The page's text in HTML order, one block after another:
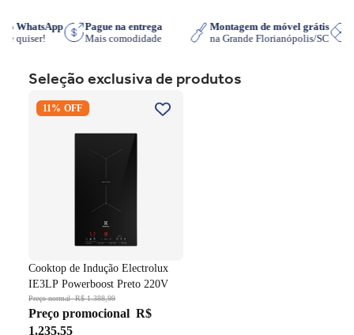
no WhatsApp
que quiser!
Pague na entrega
Mais comodidade
Montagem de móvel grátis
na Grande Florianópolis/SC
Seleção exclusiva de produtos
Cooktop de Indução
Electrolux IE3LP Powerboost
11% OFF
Cooktop de Indução Electrolux
IE3LP Powerboost Preto 220V
Preço normalR$ 1.388,99
Preço promocional R$
1.235,55